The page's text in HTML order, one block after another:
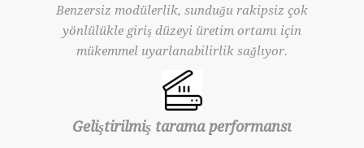
Benzersiz modülerlik, sunduğu rakipsiz çok
yönlülükle giriş düzeyi üretim ortamı için
mükemmel uyarlanabilirlik sağlıyor.
Geliştirilmiş tarama performansı